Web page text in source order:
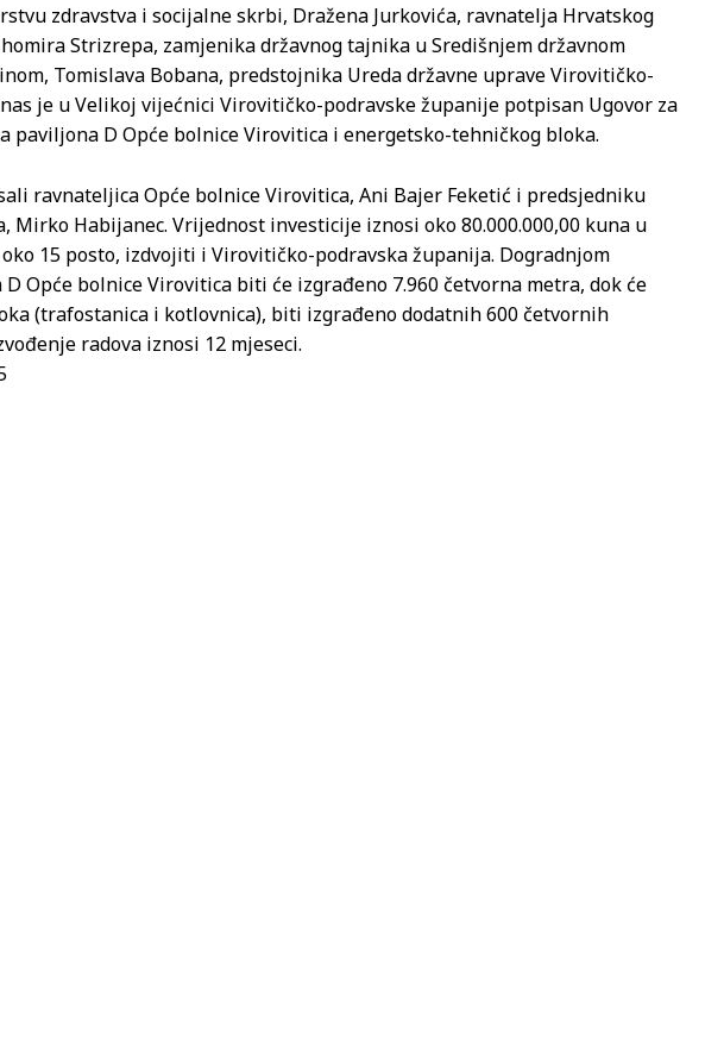
zdravstva i socijalne skrbi, Dražena Jurkovića, ravnatelja Hrvatskog
Strizrepa, zamjenika državnog tajnika u Središnjem državnom
Tomislava Bobana, predstojnika Ureda državne uprave Virovitičko-
je u Velikoj vijećnici Virovitičko-podravske županije potpisan Ugovor za
paviljona D Opće bolnice Virovitica i energetsko-tehničkog bloka.
ravnateljica Opće bolnice Virovitica, Ani Bajer Feketić i predsjedniku
Mirko Habijanec. Vrijednost investicije iznosi oko 80.000.000,00 kuna u
15 posto, izdvojiti i Virovitičko-podravska županija. Dogradnjom
Opće bolnice Virovitica biti će izgrađeno 7.960 četvorna metra, dok će
(trafostanica i kotlovnica), biti izgrađeno dodatnih 600 četvornih
radova iznosi 12 mjeseci.